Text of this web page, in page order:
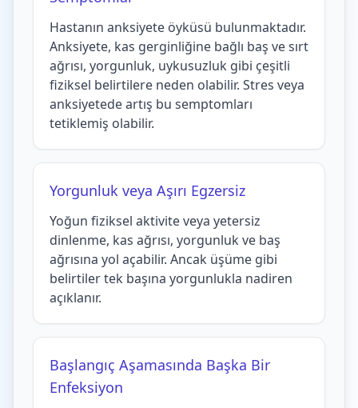
Hastanın anksiyete öyküsü bulunmaktadır.
Anksiyete, kas gerginliğine bağlı baş ve sırt
ağrısı, yorgunluk, uykusuzluk gibi çeşitli
fiziksel belirtilere neden olabilir. Stres veya
anksiyetede artış bu semptomları
tetiklemiş olabilir.
Yorgunluk veya Aşırı Egzersiz
Yoğun fiziksel aktivite veya yetersiz
dinlenme, kas ağrısı, yorgunluk ve baş
ağrısına yol açabilir. Ancak üşüme gibi
belirtiler tek başına yorgunlukla nadiren
açıklanır.
Başlangıç Aşamasında Başka Bir
Enfeksiyon